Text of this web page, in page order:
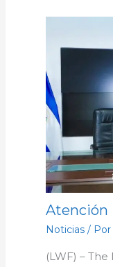
Atención
Noticias/ Por
(LWF) –